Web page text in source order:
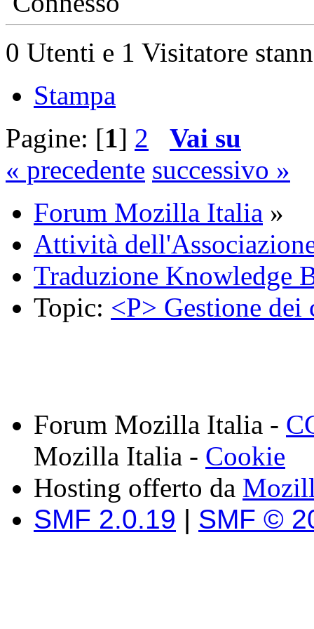
0 Utenti e 1 Visitatore
Stampa
Pagine: [1] 2
Vai su
« precedente successivo »
Forum Mozilla Italia »
Attività
Traduzione Knowledge
Topic: <P> Gestione dei
Forum Mozilla Italia -
Mozilla Italia - Cookie
Hosting offerto da
SMF 2.0.19 | SMF ©